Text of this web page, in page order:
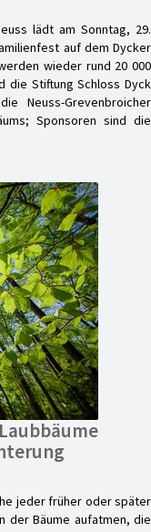
lädt am Sonntag, 29.
auf dem Dycker
wieder rund 20 000
die Stiftung Schloss Dyck
Neuss-Grevenbroicher
Sponsoren sind die
jeder früher oder später
der Bäume aufatmen, die